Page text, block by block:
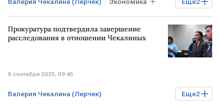
Бизнес Финансы
Прокуратура подтвердила завершение
расследования в отношении Чекалиных
8 сентября 2025, 09:45
Еще2
Валерия Чекалина (Лерчек)